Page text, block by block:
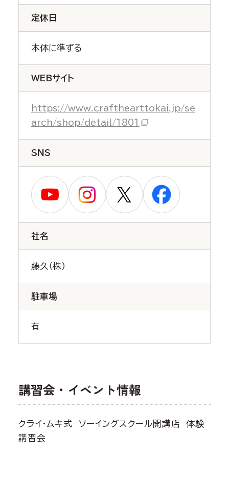
定休日
本体に準ずる
WEBサイト
https://www.crafthearttokai.jp/se
arch/shop/detail/1801
SNS
社名
藤久（株）
駐車場
有
講習会・イベント情報
クライ・ムキ式 ソーイングスクール開講店 体験
講習会